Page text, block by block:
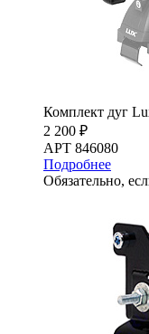
Комплект дуг
2 200 ₽
АРТ 846080
Подробнее
Обязательно,